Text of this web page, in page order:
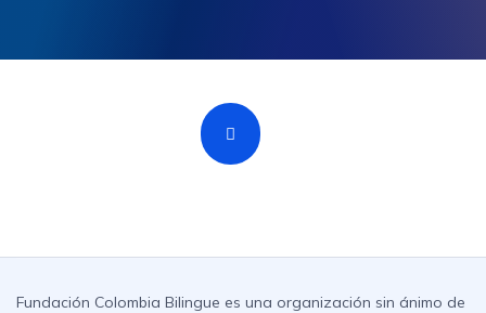
Fundación Colombia Bilingue es una organización sin ánimo de